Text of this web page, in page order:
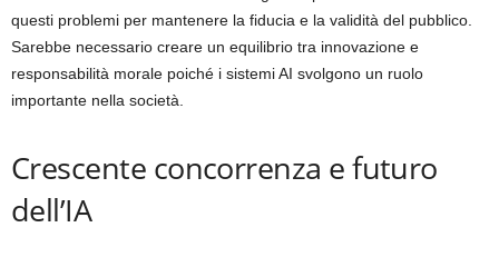
questi problemi per mantenere la fiducia e la validità del pubblico.
Sarebbe necessario creare un equilibrio tra innovazione e
responsabilità morale poiché i sistemi AI svolgono un ruolo
importante nella società.
Crescente concorrenza e futuro
dell’IA